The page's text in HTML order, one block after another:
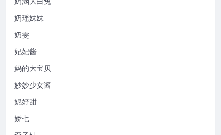
奶瑶妹妹
奶雯
妃妃酱
妈的大宝贝
妙妙少女酱
妮好甜
娇七